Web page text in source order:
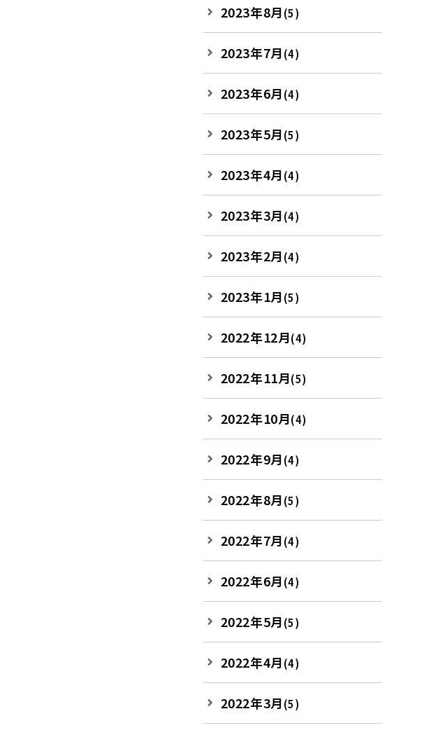
2023年8月(5)
2023年7月(4)
2023年6月(4)
2023年5月(5)
2023年4月(4)
2023年3月(4)
2023年2月(4)
2023年1月(5)
2022年12月(4)
2022年11月(5)
2022年10月(4)
2022年9月(4)
2022年8月(5)
2022年7月(4)
2022年6月(4)
2022年5月(5)
2022年4月(4)
2022年3月(5)